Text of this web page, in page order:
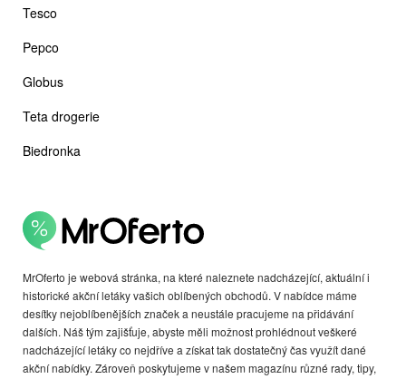
MrOferto je webová stránka, na které naleznete nadcházející, aktuální i
historické akční letáky vašich oblíbených obchodů. V nabídce máme
desítky nejoblíbenějších značek a neustále pracujeme na přidávání
dalších. Náš tým zajišťuje, abyste měli možnost prohlédnout veškeré
nadcházející letáky co nejdříve a získat tak dostatečný čas využít dané
akční nabídky. Zároveň poskytujeme v našem magazínu různé rady, tipy,
Tesco
Pepco
Globus
Teta drogerie
Biedronka